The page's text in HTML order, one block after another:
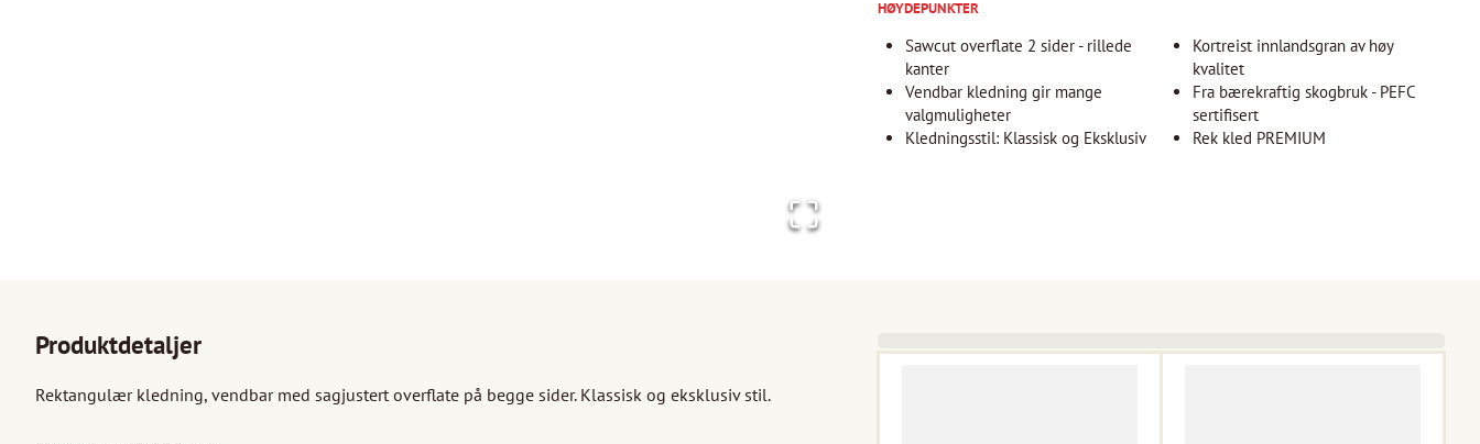
HØYDEPUNKTER
Sawcut overflate 2 sider - rillede
kanter
Vendbar kledning gir mange
valgmuligheter
Kledningsstil: Klassisk og Eksklusiv
Kortreist innlandsgran av høy
kvalitet
Fra bærekraftig skogbruk - PEFC
sertifisert
Rek kled PREMIUM
Produktdetaljer
Rektangulær kledning, vendbar med sagjustert overflate på begge sider. Klassisk og eksklusiv stil.